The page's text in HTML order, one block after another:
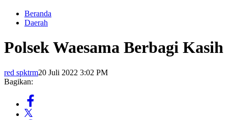
Beranda
Daerah
Polsek Waesama Berbagi Kasih
red spktrm20 Juli 2022 3:02 PM
Bagikan: